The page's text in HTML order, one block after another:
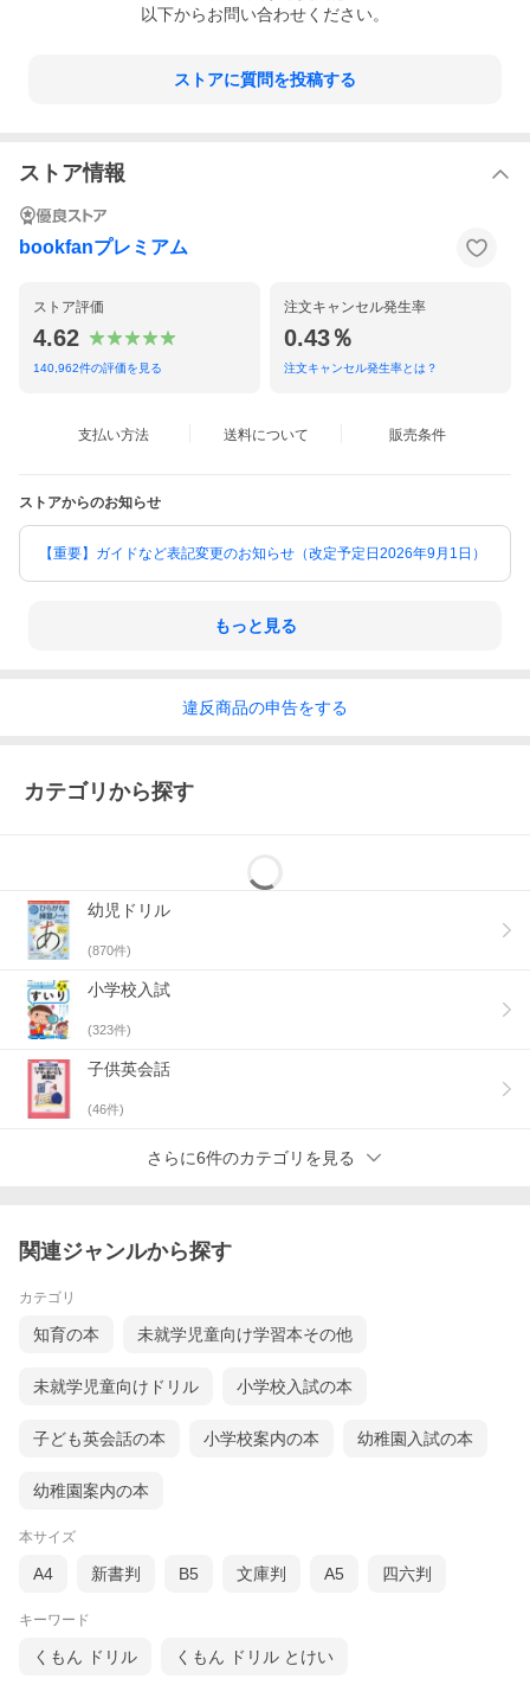
以下からお問い合わせください。
ストアに質問を投稿する
ストア情報
bookfanプレミアム
ストア評価
4.62
140,962件の評価を見る
注文キャンセル発生率
0.43％
注文キャンセル発生率とは？
支払い方法 送料について 販売条件
ストアからのお知らせ
【重要】ガイドなど表記変更のお知らせ（改定予定日2026年9月1日）
もっと見る
違反商品の申告をする
カテゴリから探す
幼児ドリル
(870件)
小学校入試
(323件)
子供英会話
(46件)
さらに6件のカテゴリを見る
関連ジャンルから探す
カテゴリ
知育の本 未就学児童向け学習本その他
未就学児童向けドリル 小学校入試の本
子ども英会話の本 小学校案内の本 幼稚園入試の本
幼稚園案内の本
本サイズ
A4 新書判 B5 文庫判 A5 四六判
キーワード
くもん ドリル くもん ドリル とけい